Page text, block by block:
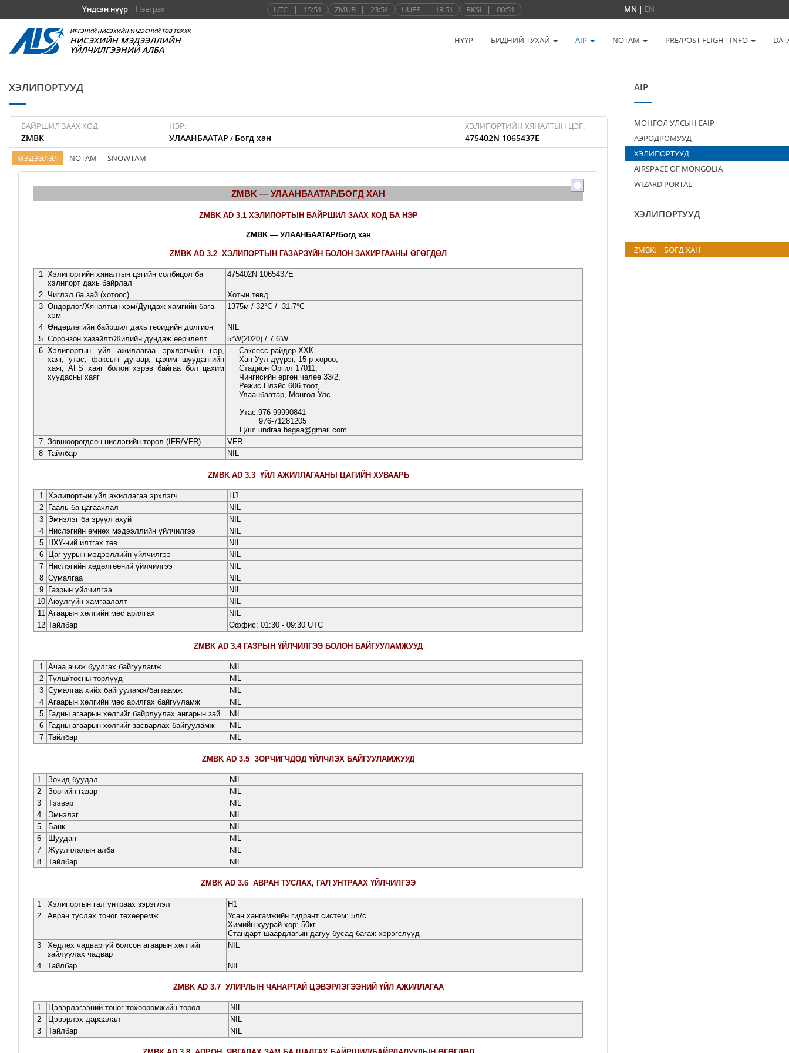
Үндсэн нүүр| Нэвтрэх UTC | 15:51 ZMUB | 23:51 UUEE | 18:51 RKSI | 00:51 MN | EN
ИРГЭНИЙ НИСЭХИЙН ҮНДЭСНИЙ ТӨВ ТӨХХК
НИСЭХИЙН МЭДЭЭЛЛИЙН
ҮЙЛЧИЛГЭЭНИЙ АЛБА
НҮҮР БИДНИЙ ТУХАЙ AIP NOTAM PRE/POST FLIGHT INFO
ХЭЛИПОРТУУД
БАЙРШИЛ ЗААХ КОД:
ZMBK
НЭР:
УЛААНБААТАР / Богд хан
ХЭЛИПОРТИЙН ХЯНАЛТЫН ЦЭГ:
475402N 1065437E
МЭДЭЭЛЭЛ NOTAM SNOWTAM
AIP
МОНГОЛ УЛСЫН EAIP
АЭРОДРОМУУД
ХЭЛИПОРТУУД
AIRSPACE OF MONGOLIA
WIZARD PORTAL
ХЭЛИПОРТУУД
ZMBK: БОГД ХАН